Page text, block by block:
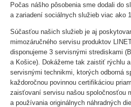
Počas nášho pôsobenia sme dodali do
a zariadení sociálnych služieb viac ako
Súčasťou našich služieb je aj
mimozáručného servisu produktov
disponujeme 3 servisnými strediskami
a Košice). Dokážeme tak zaistiť rýchlu
servisnými technikmi, ktorých odborná
každoročnou povinnou certifikáciou
zaisťovaní servisu našou spoločnosťou
a používania originálnych náhradných